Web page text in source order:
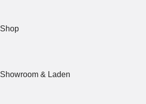
Shop
Showroom & Laden